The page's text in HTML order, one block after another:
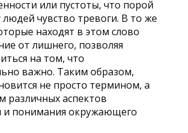
или пустоты, что порой
чувство тревоги. В то же
находят в этом слово
от лишнего, позволяя
на том, что
важно. Таким образом,
не просто термином, а
различных аспектов
и понимания окружающего